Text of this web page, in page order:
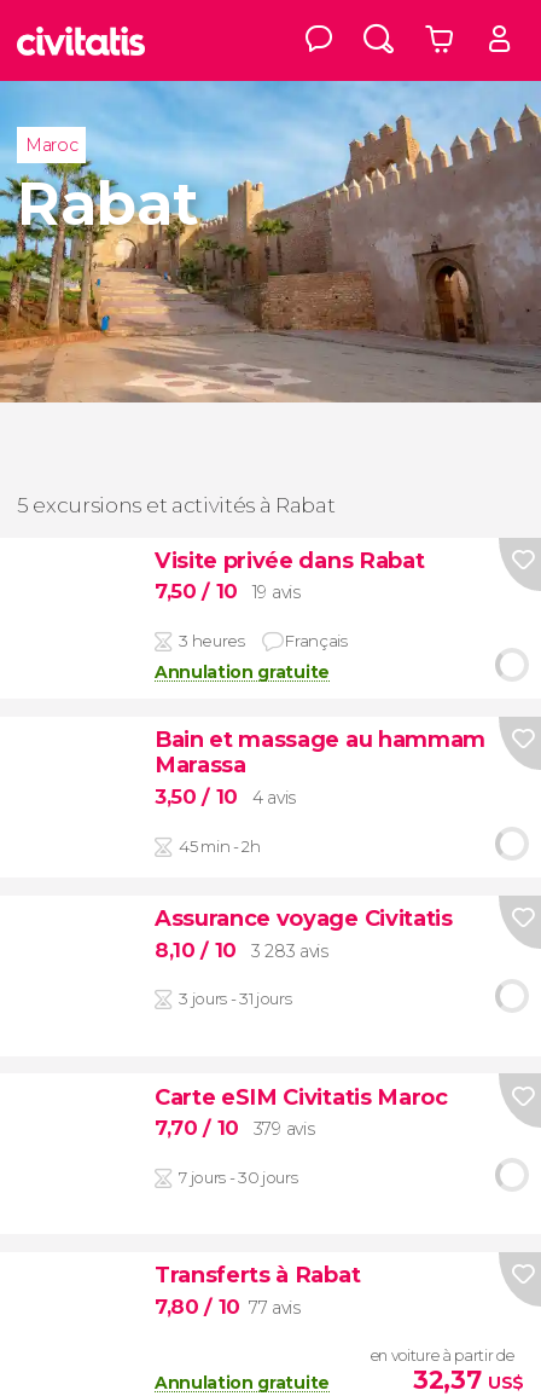
Maroc
Rabat
5 excursions et activités à Rabat
Visite privée dans Rabat
7,50/ 10 19 avis
3 heures Français
Annulation gratuite
Bain et massage au hammam
Marassa
3,50/ 10 4 avis
45 min - 2h
Assurance voyage Civitatis
8,10/ 10 3 283 avis
3 jours - 31 jours
Carte eSIM Civitatis Maroc
7,70/ 10 379 avis
7 jours - 30 jours
Transferts à Rabat
7,80/ 10 77 avis
Annulation gratuite
en voiture à partir de
32,37 US$